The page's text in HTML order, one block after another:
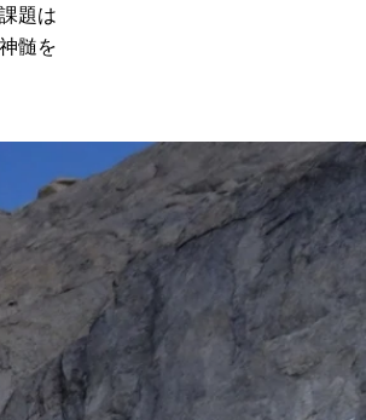
題は
髄を